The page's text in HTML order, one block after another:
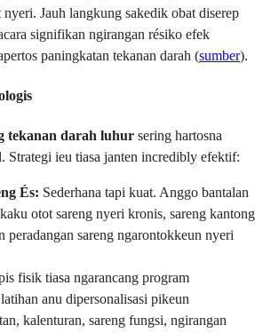
nyeri. Jauh langkung sakedik obat diserep
signifikan ngirangan résiko efek
paningkatan tekanan darah (sumber).
tekanan darah luhur sering hartosna
Strategi ieu tiasa janten incredibly efektif:
És: Sederhana tapi kuat. Anggo bantalan
otot sareng nyeri kronis, sareng kantong
peradangan sareng ngarontokkeun nyeri
fisik tiasa ngarancang program
anu dipersonalisasi pikeun
kalenturan, sareng fungsi, ngirangan